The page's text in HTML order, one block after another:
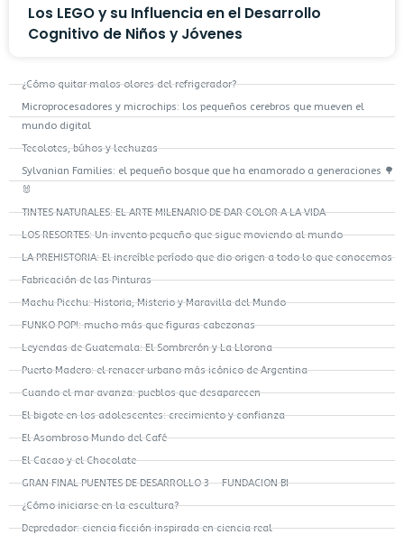
Los LEGO y su Influencia en el Desarrollo
Cognitivo de Niños y Jóvenes
¿Cómo quitar malos olores del refrigerador?
Microprocesadores y microchips: los pequeños cerebros que mueven el
mundo digital
Tecolotes, búhos y lechuzas
Sylvanian Families: el pequeño bosque que ha enamorado a generaciones 🌳
🐰
TINTES NATURALES: EL ARTE MILENARIO DE DAR COLOR A LA VIDA
LOS RESORTES: Un invento pequeño que sigue moviendo al mundo
LA PREHISTORIA: El increíble período que dio origen a todo lo que conocemos
Fabricación de las Pinturas
Machu Picchu: Historia, Misterio y Maravilla del Mundo
FUNKO POP!: mucho más que figuras cabezonas
Leyendas de Guatemala: El Sombrerón y La Llorona
Puerto Madero: el renacer urbano más icónico de Argentina
Cuando el mar avanza: pueblos que desaparecen
El bigote en los adolescentes: crecimiento y confianza
El Asombroso Mundo del Café
El Cacao y el Chocolate
GRAN FINAL PUENTES DE DESARROLLO 3 – FUNDACION BI
¿Cómo iniciarse en la escultura?
Depredador: ciencia ficción inspirada en ciencia real